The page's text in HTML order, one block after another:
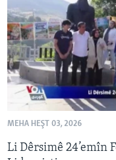
ÇAND Û HUNER
SERNIVÎS
SORANÎ
Learning English
FOLLOW US
MEHA HEŞT 03, 2026
Li Dêrsimê 24’emîn